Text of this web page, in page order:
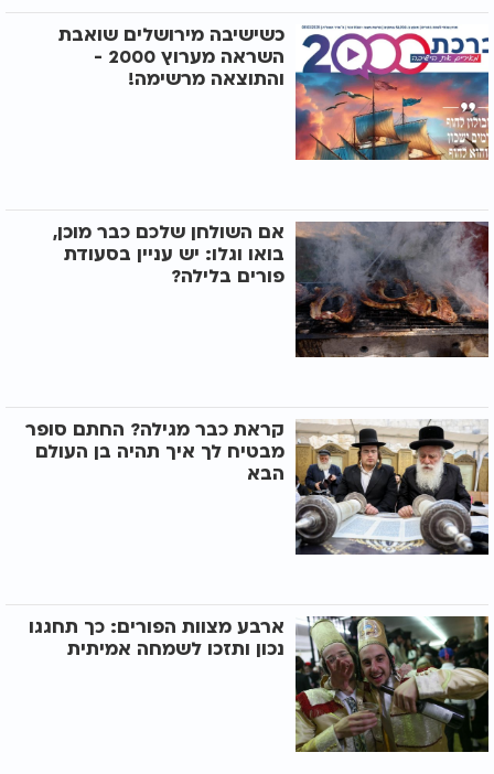
כשישיבה מירושלים שואבת
השראה מערוץ 2000 -
והתוצאה מרשימה!
אם השולחן שלכם כבר מוכן,
בואו וגלו: יש עניין בסעודת
פורים בלילה?
קראת כבר מגילה? החתם סופר
מבטיח לך איך תהיה בן העולם
הבא
ארבע מצוות הפורים: כך תחגגו
נכון ותזכו לשמחה אמיתית